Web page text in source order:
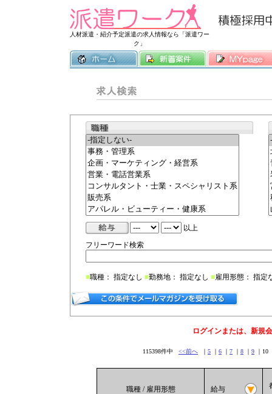
人材派遣・紹介予定派遣の求人情報なら「派遣ワー
ク」
常時3500件以
以上
フリーワード検索
■職種： 指定なし ■勤務地： 指定なし ■雇用形態： 指定
ログインまたは、新規
115398件中 <<前へ ｜ 5 ｜ 6 ｜ 7 ｜ 8 ｜ 9 ｜10
職種 / 雇用形態 給与